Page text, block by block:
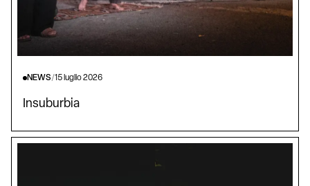
NEWS/15 luglio 2026
Insuburbia